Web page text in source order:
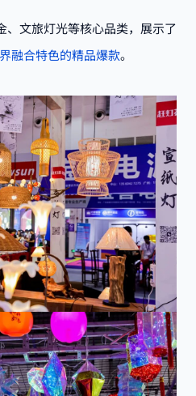
、文旅灯光等核心品类，展示了
融合特色的精品爆款。